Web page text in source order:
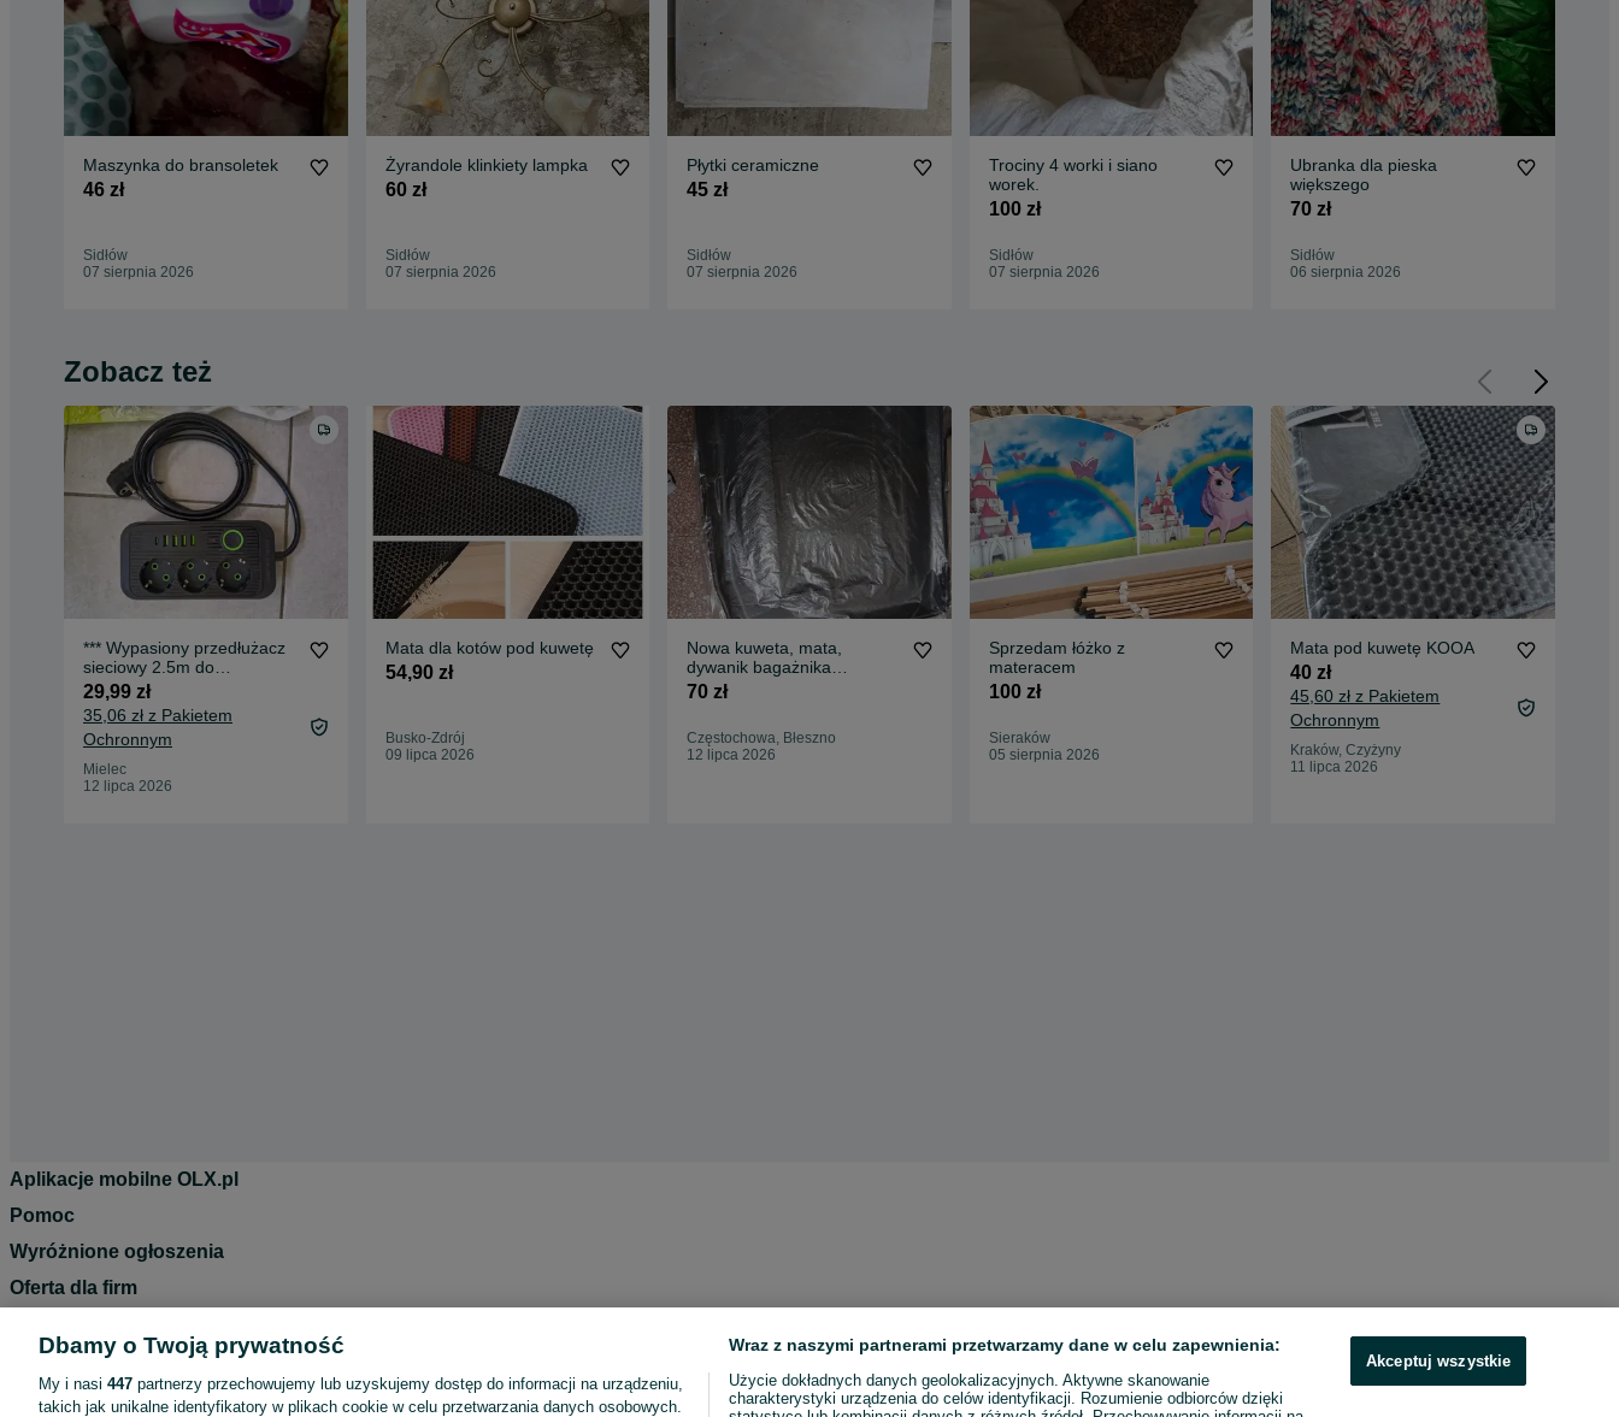
Maszynka do bransoletek
46 zł
Sidłów
07 sierpnia 2026
Żyrandole klinkiety lampka
60 zł
Sidłów
07 sierpnia 2026
Płytki ceramiczne
45 zł
Sidłów
07 sierpnia 2026
Trociny 4 worki i siano
worek.
100 zł
Sidłów
07 sierpnia 2026
Ubranka dla pieska
większego
70 zł
Sidłów
06 sierpnia 2026
Zobacz też
*** Wypasiony przedłużacz
sieciowy 2.5m do
komputera, TV +
wbudowana ładowarka
4xUSB, USB-C + wyłącznik
główny ***
29,99 zł
35,06 zł z Pakietem
Ochronnym
Mielec
12 lipca 2026
Mata dla kotów pod kuwetę
54,90 zł
Busko-Zdrój
09 lipca 2026
Nowa kuweta, mata,
dywanik bagażnika
Mitsubishi ASX
70 zł
Częstochowa, Błeszno
12 lipca 2026
Sprzedam łóżko z
materacem
100 zł
Sieraków
05 sierpnia 2026
Mata pod kuwetę KOOA
40 zł
45,60 zł z Pakietem
Ochronnym
Kraków, Czyżyny
11 lipca 2026
Aplikacje mobilne OLX.pl
Pomoc
Wyróżnione ogłoszenia
Oferta dla firm
Regulamin
Polityka prywatności
Dbamy o Twoją prywatność
My i nasi 447 partnerzy przechowujemy lub uzyskujemy dostęp do informacji na urządzeniu,
takich jak unikalne identyfikatory w plikach cookie w celu przetwarzania danych osobowych.
Wraz z naszymi partnerami przetwarzamy dane w celu zapewnienia:
Użycie dokładnych danych geolokalizacyjnych. Aktywne skanowanie
charakterystyki urządzenia do celów identyfikacji. Rozumienie odbiorców dzięki
Akceptuj wszystkie